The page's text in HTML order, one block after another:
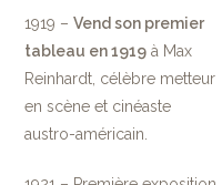
1919 –Vend son premier
tableau en 1919 à Max
Reinhardt, célèbre metteur
en scène et cinéaste
austro-américain.